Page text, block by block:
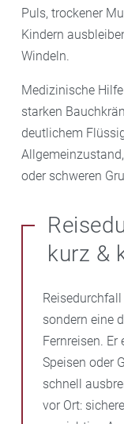
Puls, trockener
Kindern
Windeln.
Medizinische
starken
deutlichem
oder schweren
kurz &
sondern eine
Fernreisen.
Speisen oder
schnell
vor Ort: